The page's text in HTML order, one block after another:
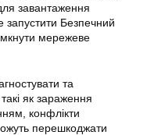
завантаження
запустити Безпечний
мережеве
та
як зараження
конфлікти
перешкоджати